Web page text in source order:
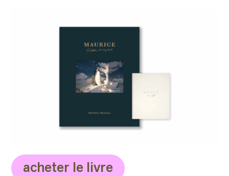
acheter le livre